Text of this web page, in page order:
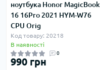
ноутбука Honor MagicBook
16 16Pro 2021 HYM-W76
CPU Orig
Код товару: 20218
В наявності
0
990 грн